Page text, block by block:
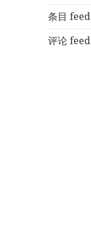
条目 feed
评论 feed